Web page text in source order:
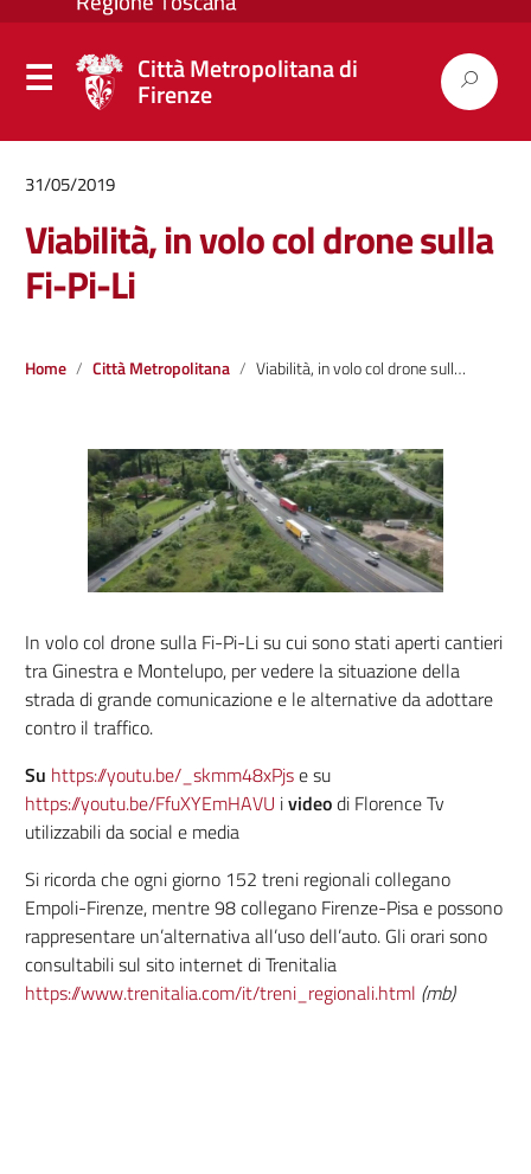
Città Metropolitana di
Firenze
31/05/2019
Viabilità, in volo col drone sulla
Fi-Pi-Li
Home Città Metropolitana Viabilità, in volo col drone sulla Fi-Pi-Li
In volo col drone sulla Fi-Pi-Li su cui sono stati aperti cantieri
tra Ginestra e Montelupo, per vedere la situazione della
strada di grande comunicazione e le alternative da adottare
contro il traffico.
Su https://youtu.be/_skmm48xPjse su
https://youtu.be/FfuXYEmHAVU ivideodi Florence Tv
utilizzabili da social e media
Si ricorda che ogni giorno 152 treni regionali collegano
Empoli-Firenze, mentre 98 collegano Firenze-Pisa e possono
rappresentare un’alternativa all’uso dell’auto. Gli orari sono
consultabili sul sito internet di Trenitalia
https://www.trenitalia.com/it/treni_regionali.html (mb)